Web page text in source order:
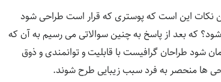
نکات این است که پوستری که قرار است طراحی شود
که بعد از پاسخ به چنین سوالاتی می رسیم به آن که
شود طراحان گرافیست با قابلیت و توانمندی و ذوق
ها منحصر به فرد سبب زیبایی طرح شوند.